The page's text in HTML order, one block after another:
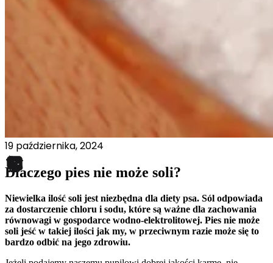
19 października, 2024
Dlaczego pies nie może soli?
Niewielka ilość soli jest niezbędna dla diety psa. Sól odpowiada
za dostarczenie chloru i sodu, które są ważne dla zachowania
równowagi w gospodarce wodno-elektrolitowej. Pies nie może
soli jeść w takiej ilości jak my, w przeciwnym razie może się to
bardzo odbić na jego zdrowiu.